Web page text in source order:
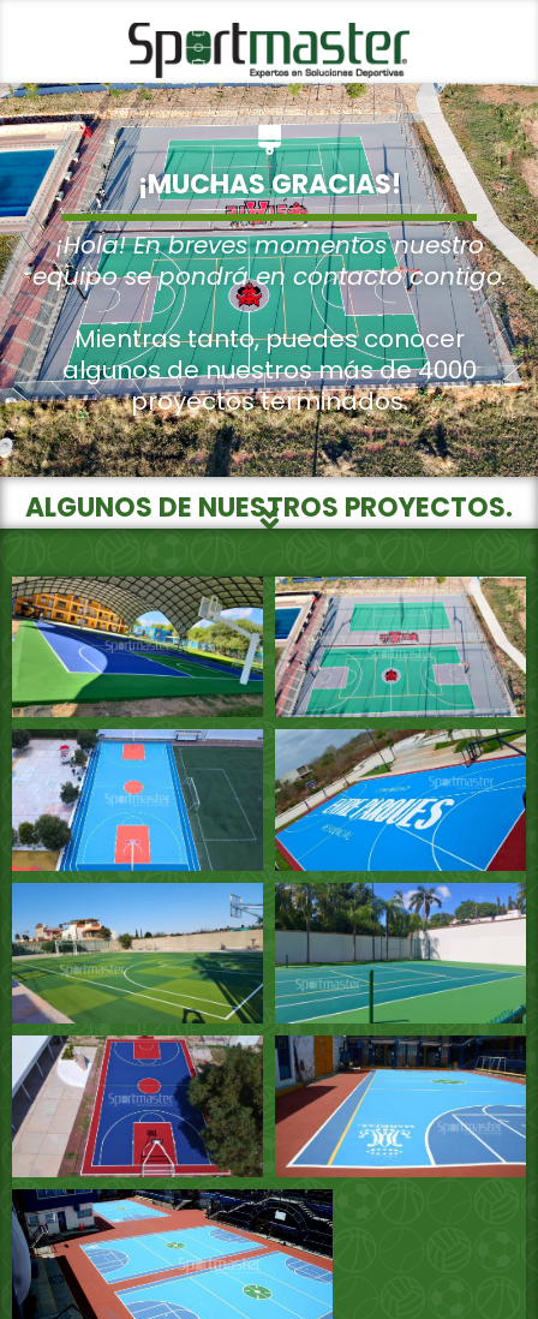
¡MUCHAS GRACIAS!
¡Hola! En breves momentos nuestro
equipo se pondrá en contacto contigo.
Mientras tanto, puedes conocer
algunos de nuestros más de 4000
proyectos terminados.
ALGUNOS DE NUESTROS PROYECTOS.